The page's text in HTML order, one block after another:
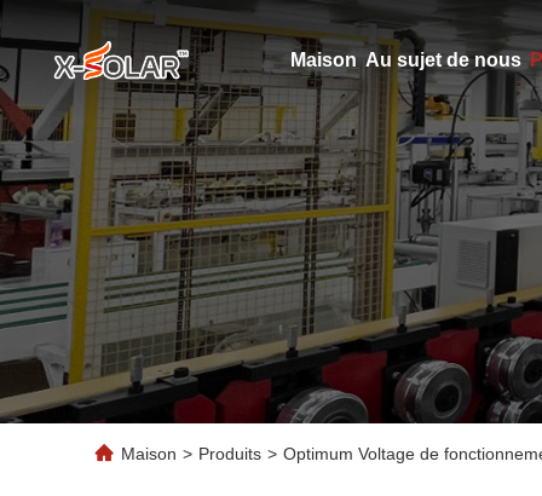
Maison Au sujet de nous
Maison > Produits > Optimum Voltage de